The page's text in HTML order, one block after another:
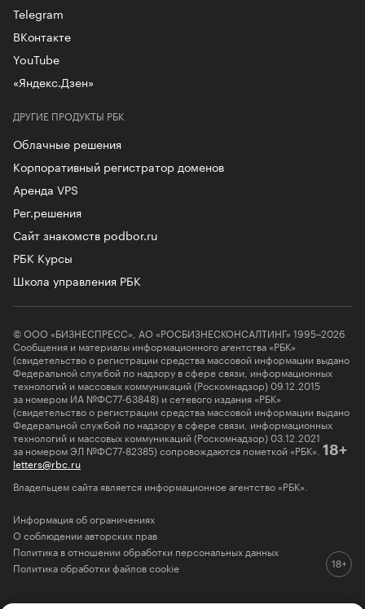
ДРУГИЕ ПРОДУКТЫ РБК
Облачные решения
Корпоративный регистратор доменов
Аренда VPS
Рег.решения
Сайт знакомств podbor.ru
РБК Курсы
Школа управления РБК
Telegram
ВКонтакте
YouTube
«Яндекс.Дзен»
© ООО «БИЗНЕСПРЕСС», АО «РОСБИЗНЕСКОНСАЛТИНГ» 1995–2026
Сообщения и материалы информационного агентства «РБК»
(свидетельство о регистрации средства массовой информации выдано
Федеральной службой по надзору в сфере связи, информационных
технологий и массовых коммуникаций (Роскомнадзор) 09.12.2015
за номером ИА №ФС77-63848) и сетевого издания «РБК»
(свидетельство о регистрации средства массовой информации выдано
Федеральной службой по надзору в сфере связи, информационных
технологий и массовых коммуникаций (Роскомнадзор) 03.12.2021
за номером ЭЛ №ФС77-82385) сопровождаются пометкой «РБК». 18+
letters@rbc.ru
Владельцем сайта является информационное агентство «РБК».
Информация об ограничениях
О соблюдении авторских прав
Политика в отношении обработки персональных данных
Политика обработки файлов cookie